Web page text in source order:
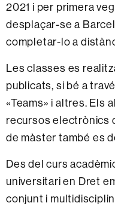
2021 i per primera
desplaçar-se a
completar-lo a
Les classes es
publicats, si bé a
«Teams» i altres. Els
recursos electrònics
de màster també es
Des del curs
universitari en Dret
conjunt i